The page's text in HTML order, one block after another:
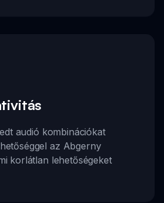
audió kombinációkat
az Abgerny
korlátlan lehetőségeket